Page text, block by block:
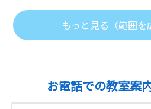
もっと見る（範囲を
お電話での教室案